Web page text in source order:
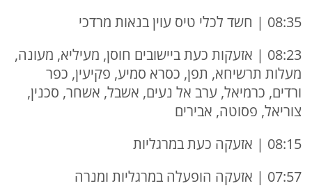
08:35 | חשד לכלי טיס עוין בנאות מרדכי
08:23 | אזעקות כעת ביישובים חוסן, מעיליא, מעונה,
מעלות תרשיחא, תפן, כסרא סמיע, פקיעין, כפר
ורדים, כרמיאל, ערב אל נעים, אשבל, אשחר, סכנין,
צוריאל, פסוטה, אבירים
08:15 | אזעקה כעת במרגליות
07:57 | אזעקה הופעלה במרגליות ומנרה